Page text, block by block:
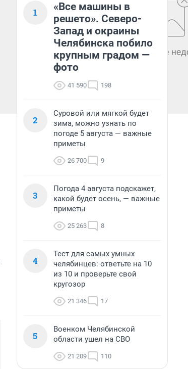
1
«Все машины в
решето». Северо-
Запад и окраины
Челябинска побило
крупным градом —
фото
41 590 198
2
Суровой или мягкой будет
зима, можно узнать по
погоде 5 августа — важные
приметы
26 700 9
3
Погода 4 августа подскажет,
какой будет осень, — важные
приметы
25 263 8
4
Тест для самых умных
челябинцев: ответьте на 10
из 10 и проверьте свой
кругозор
21 346 17
5
Военком Челябинской
области ушел на СВО
21 209 110